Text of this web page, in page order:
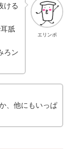
エリンポ
ける
舐
ろン
、他にもいっぱ